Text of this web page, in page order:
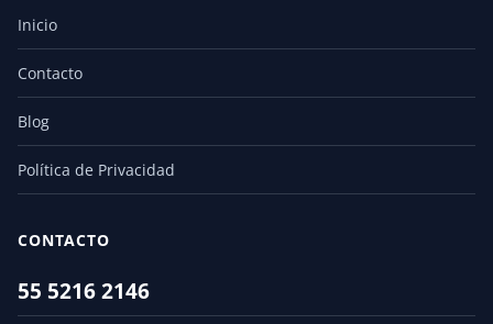
Inicio
Contacto
Blog
Política de Privacidad
CONTACTO
55 5216 2146